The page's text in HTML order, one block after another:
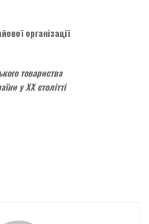
організації
товариства
у ХХ столітті